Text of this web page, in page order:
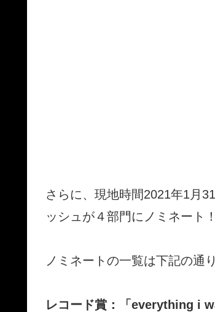
さらに、現地時間2021年1月
ッシュが４部門にノミネート！
ノミネートの一覧は下記の通り
レコード賞：「everything i